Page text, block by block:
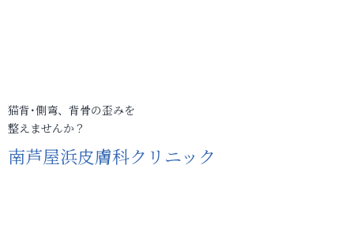
猫背･側弯、背骨の歪みを
整えませんか？
南芦屋浜皮膚科クリニック